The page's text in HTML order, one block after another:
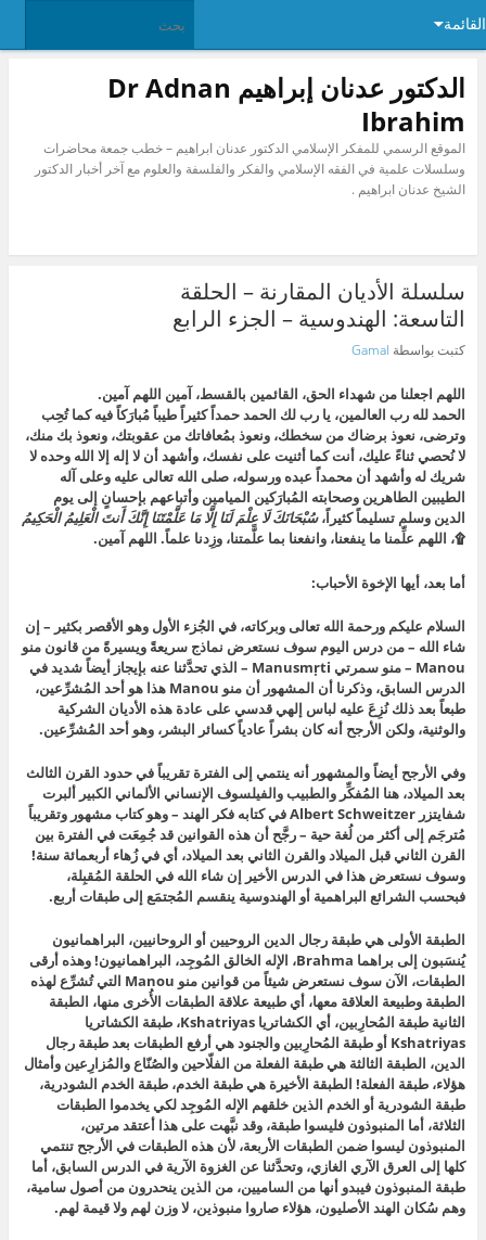
القائمة
الدكتور عدنان إبراهيم Dr Adnan
Ibrahim
الموقع الرسمي للمفكر الإسلامي الدكتور عدنان ابراهيم – خطب جمعة محاضرات
وسلسلات علمية في الفقه الإسلامي والفكر والفلسفة والعلوم مع آخر أخبار الدكتور
الشيخ عدنان ابراهيم .
سلسلة الأديان المقارنة – الحلقة
التاسعة: الهندوسية – الجزء الرابع
كتبت بواسطة Gamal‎
اللهم اجعلنا من شهداء الحق، القائمين بالقسط، آمين اللهم آمين.
الحمد لله رب العالمين، يا رب لك الحمد حمداً كثيراً طيباً مُبارَكاً فيه كما تُحِب
وترضى، نعوذ برضاك من سخطك، ونعوذ بمُعافاتك من عقوبتك، ونعوذ بك منك،
لا نُحصي ثناءً عليك، أنت كما أثنيت على نفسك، وأشهد أن لا إله إلا الله وحده لا
شريك له وأشهد أن محمداً عبده ورسوله، صلى الله تعالى عليه وعلى آله
الطيبين الطاهرين وصحابته المُبارَكين الميامين وأتباعهم بإحسانٍ إلى يوم
الدين وسلم تسليماً كثيراً،سُبْحَانَكَ لَا عِلْمَ لَنَا إِلَّا مَا عَلَّمْتَنَا إِنَّكَ أَنتَ الْعَلِيمُ الْحَكِيمُ
۩، اللهم علِّمنا ما ينفعنا، وانفعنا بما علَّمتنا، وزِدنا علماً. اللهم آمين.
أما بعد، أيها الإخوة الأحباب:
السلام عليكم ورحمة الله تعالى وبركاته، في الجُزء الأول وهو الأقصر بكثير – إن
شاء الله – من درس اليوم سوف نستعرض نماذج سريعةً ويسيرةً من قانون منو
Manou – منو سمرتي Manusmṛti – الذي تحدَّثنا عنه بإيجاز أيضاً شديد في
الدرس السابق، وذكرنا أن المشهور أن منو Manou هذا هو أحد المُشرِّعين،
طبعاً بعد ذلك نُزِعَ عليه لباس إلهي قدسي على عادة هذه الأديان الشركية
والوثنية، ولكن الأرجح أنه كان بشراً عادياً كسائر البشر، وهو أحد المُشرِّعين.
وفي الأرجح أيضاً والمشهور أنه ينتمي إلى الفترة تقريباً في حدود القرن الثالث
بعد الميلاد، هنا المُفكِّر والطبيب والفيلسوف الإنساني الألماني الكبير ألبرت
شفايتزر Albert Schweitzer في كتابه فكر الهند – وهو كتاب مشهور وتقريباً
مُترجَم إلى أكثر من لُغة حية – رجَّح أن هذه القوانين قد جُمِعَت في الفترة بين
القرن الثاني قبل الميلاد والقرن الثاني بعد الميلاد، أي في زُهاء أربعمائة سنة!
وسوف نستعرض هذا في الدرس الأخير إن شاء الله في الحلقة المُقبِلة،
فبحسب الشرائع البراهمية أو الهندوسية ينقسم المُجتمَع إلى طبقات أربع.
الطبقة الأولى هي طبقة رجال الدين الروحيين أو الروحانيين، البراهمانيون
يُنسَبون إلى براهما Brahma، الإله الخالق المُوجِد، البراهمانيون! وهذه أرقى
الطبقات، الآن سوف نستعرض شيئاً من قوانين منو Manou التي تُشرِّع لهذه
الطبقة وطبيعة العلاقة معها، أي طبيعة علاقة الطبقات الأُخرى منها، الطبقة
الثانية طبقة المُحارِبين، أي الكشاتريا Kshatriyas، طبقة الكشاتريا
Kshatriyas أو طبقة المُحارِبين والجنود هي أرفع الطبقات بعد طبقة رجال
الدين، الطبقة الثالثة هي طبقة الفعلة من الفلّاحين والصُنّاع والمُزارِعين وأمثال
هؤلاء، طبقة الفعلة! الطبقة الأخيرة هي طبقة الخدم، طبقة الخدم الشودرية،
طبقة الشودرية أو الخدم الذين خلقهم الإله المُوجِد لكي يخدموا الطبقات
الثلاثة، أما المنبوذون فليسوا طبقة، وقد نبَّهت على هذا أعتقد مرتين،
المنبوذون ليسوا ضمن الطبقات الأربعة، لأن هذه الطبقات في الأرجح تنتمي
كلها إلى العرق الآري الغازي، وتحدَّثنا عن الغزوة الآرية في الدرس السابق، أما
طبقة المنبوذون فيبدو أنها من الساميين، من الذين ينحدرون من أصول سامية،
وهم سُكان الهند الأصليون، هؤلاء صاروا منبوذين، لا وزن لهم ولا قيمة لهم.